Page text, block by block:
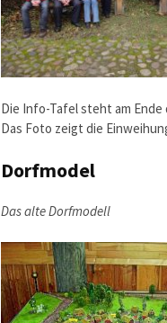
Die Info-Tafel steht am Ende
Das Foto zeigt die
Dorfmodel
Das alte Dorfmodell